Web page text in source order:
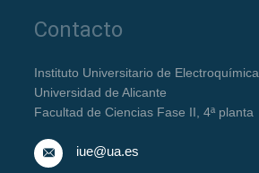
Contacto
Instituto Universitario de Electroquímica
Universidad de Alicante
Facultad de Ciencias Fase II, 4ª planta
iue@ua.es